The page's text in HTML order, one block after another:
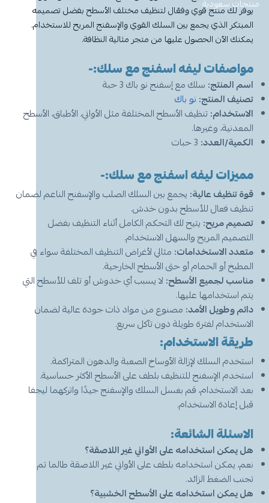
معطر جو
أخرى
قبعة الشيف
مريلة مطبخ
منشفه مايكروفايبر
قصدير ورول تغليف
سفره واكياس نفايات
ملاعق وشوك وسكاكين
الاكواب
حامل اكواب
مكنسة يد
قشاطة
ممسحه
منشفه مايكروفايبر
سلة نفايات
عصا ممسحه
منظفات اليدين
منظفات دورة مياه
معطر ومنعم ملابس
معطر جو
مزيل بقع وملمع
منظف زجاج ومتعدد الاستخدام
مزاز واعواد تحريك
عرض الكل
قفازات
كمامات
غطاء راس
غطاء ذراع
مريله مطبخ
ادوات عناية
عرض الكل
لوشن وكريم
شامبو
معقم
منشفه استخدام مرة واحدة
شامبو اطفال
كولونيا
بودرة اطفال
عرض الكل
شمعة تسخين الطعام
الحطب
منتجات سعودية
يوفر لك منتج قوي وفعّال لتنظيف مختلف الأسطح بفضل تصميمه
المبتكر الذي يجمع بين السلك القوي والإسفنج المريح للاستخدام.
يمكنك الآن الحصول عليها من متجر مثالية النظافة.
مواصفات ليفه اسفنج مع سلك:-
اسم المنتج: سلك مع إسفنج نو باك 3 حبة
تصنيف المنتج: نو باك
الاستخدام:تنظيف الأسطح المختلفة مثل الأواني، الأطباق، الأسطح
المعدنية، وغيرها.
الكمية/العدد:
مميزات ليفه اسفنج مع سلك:-
قوة تنظيف عالية: يجمع بين السلك الصلب والإسفنج الناعم لضمان
تنظيف فعال للأسطح بدون خدش.
تصميم مريح: يتيح لك التحكم الكامل أثناء التنظيف بفضل
التصميم المريح والسهل الاستخدام.
متعدد الاستخدامات: مثالي لأغراض التنظيف المختلفة سواء في
المطبخ أو الحمام أو حتى الأسطح الخارجية.
مناسب لجميع الأسطح: لا يسبب أي خدوش أو تلف للأسطح التي
يتم استخدامها عليها.
دائم وطويل الأمد: مصنوع من مواد ذات جودة عالية لضمان
الاستخدام لفترة طويلة دون تآكل سريع.
طريقة الاستخدام:
استخدم السلك لإزالة الأوساخ الصعبة والدهون المتراكمة.
استخدم الإسفنج للتنظيف بلطف على الأسطح الأكثر حساسية.
بعد الاستخدام، قم بغسل السلك والإسفنج جيدًا واتركهما ليجفا
قبل إعادة الاستخدام.
الاسئلة الشائعة:
هل يمكن استخدامه على الأواني غير اللاصقة؟
نعم، يمكن استخدامه بلطف على الأواني غير اللاصقة طالما تم
تجنب الضغط الزائد.
هل يمكن استخدامه على الأسطح الخشبية؟